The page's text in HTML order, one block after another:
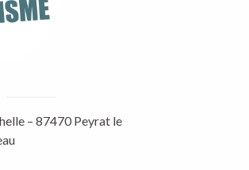
– 87470 Peyrat le